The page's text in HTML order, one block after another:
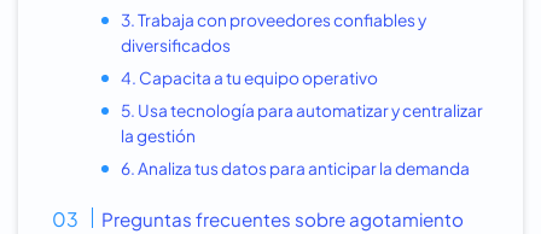
3. Trabaja con proveedores confiables y
diversificados
4. Capacita a tu equipo operativo
5. Usa tecnología para automatizar y centralizar
la gestión
6. Analiza tus datos para anticipar la demanda
Preguntas frecuentes sobre agotamiento